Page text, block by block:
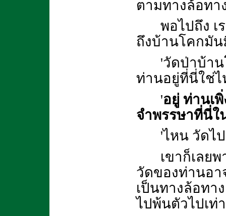
ตามทางล้อทา
พอไปถึง เ
ถึงบ้านโคกมั
'วัดป่าบ้า
ท่านอยู่ที่นี่ใช่ไ
'อยู่ ท่านเ
จำพรรษาที่นี่ใ
'ไหน วัดไ
เขาก็เลย
วัดของท่านอา
เป็นทางล้อทา
ไปพ้นตัวไปเท่